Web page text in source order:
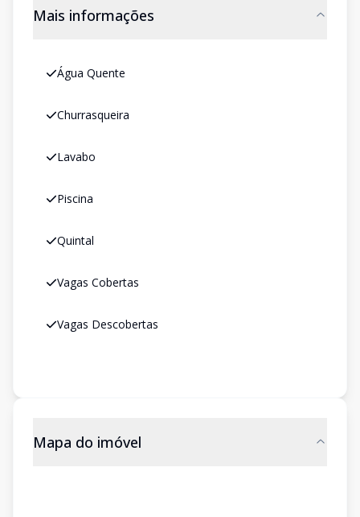
Mais informações
Água Quente
Churrasqueira
Lavabo
Piscina
Quintal
Vagas Cobertas
Vagas Descobertas
Mapa do imóvel